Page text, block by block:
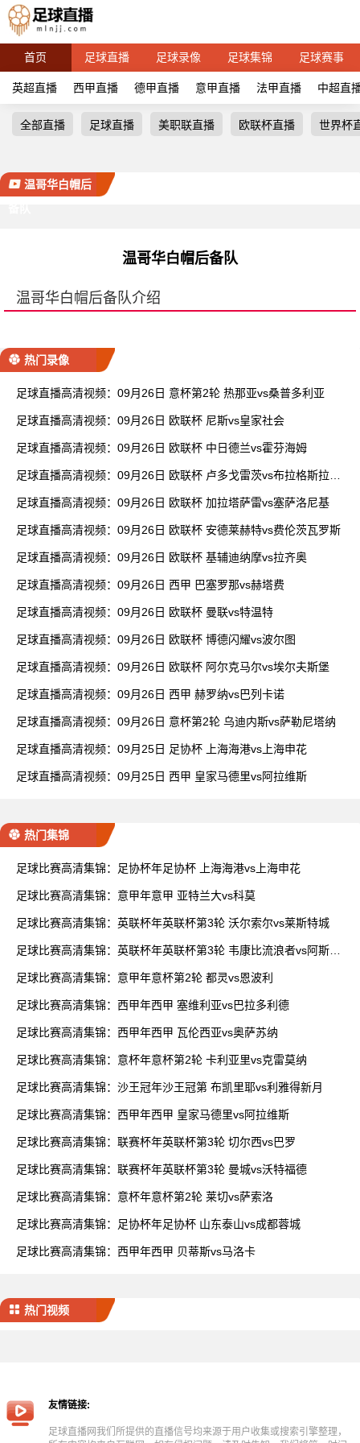
首页 足球直播 足球录像 足球集锦 足球赛事
英超直播 西甲直播 德甲直播 意甲直播 法甲直播 中超直
全部直播 足球直播 美职联直播 欧联杯直播 世界杯
温哥华白帽后
温哥华白帽后备队
温哥华白帽后备队介绍
热门录像
足球直播高清视频：09月26日 意杯第2轮 热那亚vs桑普多利亚
足球直播高清视频：09月26日 欧联杯 尼斯vs皇家社会
足球直播高清视频：09月26日 欧联杯 中日德兰vs霍芬海姆
足球直播高清视频：09月26日 欧联杯 卢多戈雷茨vs布拉格斯拉维
足球直播高清视频：09月26日 欧联杯 加拉塔萨雷vs塞萨洛尼基
足球直播高清视频：09月26日 欧联杯 安德莱赫特vs费伦茨瓦罗斯
足球直播高清视频：09月26日 欧联杯 基辅迪纳摩vs拉齐奥
足球直播高清视频：09月26日 西甲 巴塞罗那vs赫塔费
足球直播高清视频：09月26日 欧联杯 曼联vs特温特
足球直播高清视频：09月26日 欧联杯 博德闪耀vs波尔图
足球直播高清视频：09月26日 欧联杯 阿尔克马尔vs埃尔夫斯堡
足球直播高清视频：09月26日 西甲 赫罗纳vs巴列卡诺
足球直播高清视频：09月26日 意杯第2轮 乌迪内斯vs萨勒尼塔纳
足球直播高清视频：09月25日 足协杯 上海海港vs上海申花
足球直播高清视频：09月25日 西甲 皇家马德里vs阿拉维斯
热门集锦
足球比赛高清集锦：足协杯年足协杯 上海海港vs上海申花
足球比赛高清集锦：意甲年意甲 亚特兰大vs科莫
足球比赛高清集锦：英联杯年英联杯第3轮 沃尔索尔vs莱斯特城
足球比赛高清集锦：英联杯年英联杯第3轮 韦康比流浪者vs阿斯顿
足球比赛高清集锦：意甲年意杯第2轮 都灵vs恩波利
足球比赛高清集锦：西甲年西甲 塞维利亚vs巴拉多利德
足球比赛高清集锦：西甲年西甲 瓦伦西亚vs奥萨苏纳
足球比赛高清集锦：意杯年意杯第2轮 卡利亚里vs克雷莫纳
足球比赛高清集锦：沙王冠年沙王冠第 布凯里耶vs利雅得新月
足球比赛高清集锦：西甲年西甲 皇家马德里vs阿拉维斯
足球比赛高清集锦：联赛杯年英联杯第3轮 切尔西vs巴罗
足球比赛高清集锦：联赛杯年英联杯第3轮 曼城vs沃特福德
足球比赛高清集锦：意杯年意杯第2轮 莱切vs萨索洛
足球比赛高清集锦：足协杯年足协杯 山东泰山vs成都蓉城
足球比赛高清集锦：西甲年西甲 贝蒂斯vs马洛卡
热门视频
友情链接:
足球直播网我们所提供的直播信号均来源于用户收集或搜索引擎整理，